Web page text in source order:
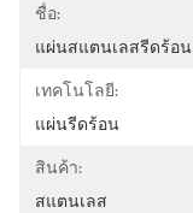
ชื่อ:
แผ่นสแตนเลสรีดร้อน
เทคโนโลยี:
แผ่นรีดร้อน
สินค้า:
สแตนเลส